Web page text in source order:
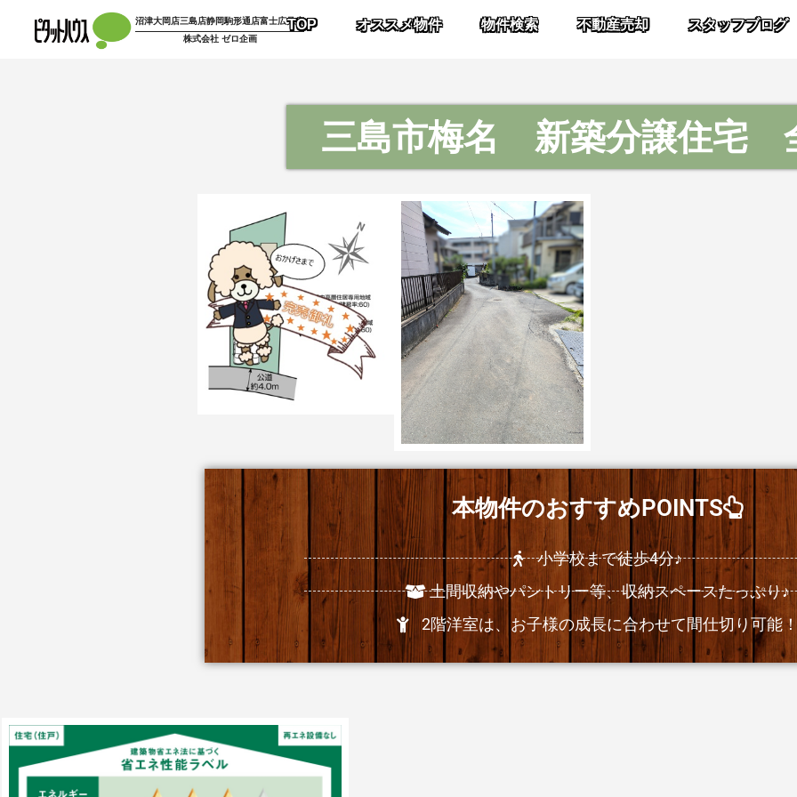
沼津大岡店三島店静岡駒形通店富士広見店
株式会社 ゼロ企画
TOP オススメ物件 物件検索 不動産売却 スタッフブログ
三島市梅名 新築分譲住宅
本物件のおすすめPOINTS
小学校まで徒歩4分♪
土間収納やパントリー等、収納スペースたっぷり♪
2階洋室は、お子様の成長に合わせて間仕切り可能